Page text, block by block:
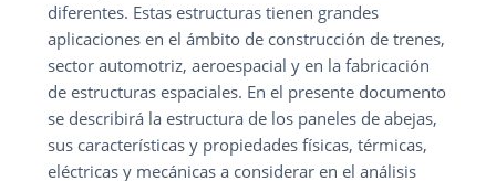
diferentes. Estas estructuras tienen grandes
aplicaciones en el ámbito de construcción de trenes,
sector automotriz, aeroespacial y en la fabricación
de estructuras espaciales. En el presente documento
se describirá la estructura de los paneles de abejas,
sus características y propiedades físicas, térmicas,
eléctricas y mecánicas a considerar en el análisis